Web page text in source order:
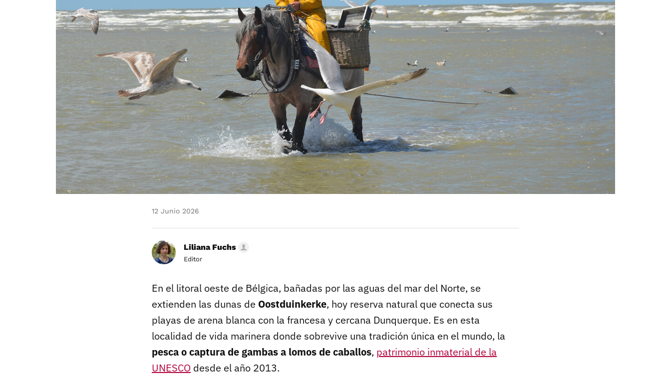
12 Junio 2026
Liliana Fuchs
Editor
En el litoral oeste de Bélgica, bañadas por las aguas del mar del Norte, se
extienden las dunas de Oostduinkerke, hoy reserva natural que conecta sus
playas de arena blanca con la francesa y cercana Dunquerque. Es en esta
localidad de vida marinera donde sobrevive una tradición única en el mundo, la
pesca o captura de gambas a lomos de caballos, patrimonio inmaterial de la
UNESCO desde el año 2013.